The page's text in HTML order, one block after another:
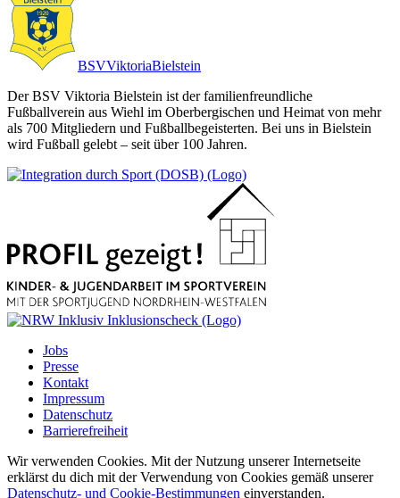
BSVViktoriaBielstein
Der BSV Viktoria Bielstein ist der familienfreundliche
Fußballverein aus Wiehl im Oberbergischen und Heimat von mehr
als 700 Mitgliedern und Fußballbegeisterten. Bei uns in Bielstein
wird Fußball gelebt – seit über 100 Jahren.
Jobs
Presse
Kontakt
Impressum
Datenschutz
Barrierefreiheit
Wir verwenden Cookies. Mit der Nutzung unserer Internetseite
erklärst du dich mit der Verwendung von Cookies gemäß unserer
Datenschutz- und Cookie-Bestimmungen einverstanden.